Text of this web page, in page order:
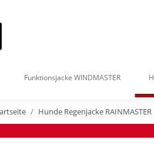
Funktionsjacke WINDMASTER
Hunde Regenjacke RAINMASTER